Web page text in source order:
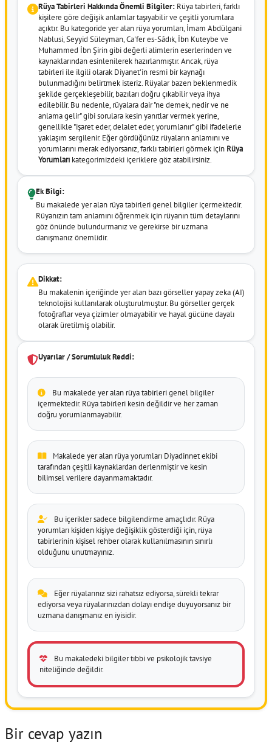
Rüya Tabirleri Hakkında Önemli Bilgiler: Rüya tabirleri, farklı
kişilere göre değişik anlamlar taşıyabilir ve çeşitli yorumlara
açıktır. Bu kategoride yer alan rüya yorumları, İmam Abdülgani
Nablusi, Seyyid Süleyman, Ca'fer es-Sâdık, İbn Kuteybe ve
Muhammed İbn Şirin gibi değerli alimlerin eserlerinden ve
kaynaklarından esinlenilerek hazırlanmıştır. Ancak, rüya
tabirleri ile ilgili olarak Diyanet'in resmi bir kaynağı
bulunmadığını belirtmek isteriz. Rüyalar bazen beklenmedik
şekilde gerçekleşebilir, bazıları doğru çıkabilir veya ihya
edilebilir. Bu nedenle, rüyalara dair "ne demek, nedir ve ne
anlama gelir" gibi sorulara kesin yanıtlar vermek yerine,
genellikle "işaret eder, delalet eder, yorumlanır" gibi ifadelerle
yaklaşım sergilenir. Eğer gördüğünüz rüyaların anlamını ve
yorumlarını merak ediyorsanız, farklı tabirleri görmek için Rüya
Yorumları kategorimizdeki içeriklere göz atabilirsiniz.
Ek Bilgi:
Bu makalede yer alan rüya tabirleri genel bilgiler içermektedir.
Rüyanızın tam anlamını öğrenmek için rüyanın tüm detaylarını
göz önünde bulundurmanız ve gerekirse bir uzmana
danışmanız önemlidir.
Dikkat:
Bu makalenin içeriğinde yer alan bazı görseller yapay zeka (AI)
teknolojisi kullanılarak oluşturulmuştur. Bu görseller gerçek
fotoğraflar veya çizimler olmayabilir ve hayal gücüne dayalı
olarak üretilmiş olabilir.
Uyarılar / Sorumluluk Reddi:
Bu makalede yer alan rüya tabirleri genel bilgiler
içermektedir. Rüya tabirleri kesin değildir ve her zaman
doğru yorumlanmayabilir.
Makalede yer alan rüya yorumları Diyadinnet ekibi
tarafından çeşitli kaynaklardan derlenmiştir ve kesin
bilimsel verilere dayanmamaktadır.
Bu içerikler sadece bilgilendirme amaçlıdır. Rüya
yorumları kişiden kişiye değişiklik gösterdiği için, rüya
tabirlerinin kişisel rehber olarak kullanılmasının sınırlı
olduğunu unutmayınız.
Eğer rüyalarınız sizi rahatsız ediyorsa, sürekli tekrar
ediyorsa veya rüyalarınızdan dolayı endişe duyuyorsanız bir
uzmana danışmanız en iyisidir.
Bu makaledeki bilgiler tıbbi ve psikolojik tavsiye
niteliğinde değildir.
Bir cevap yazın